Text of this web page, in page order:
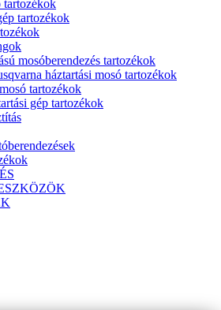
tartozékok
mosóberendezés tartozékok
háztartási mosó tartozékok
tartozékok
gép tartozékok